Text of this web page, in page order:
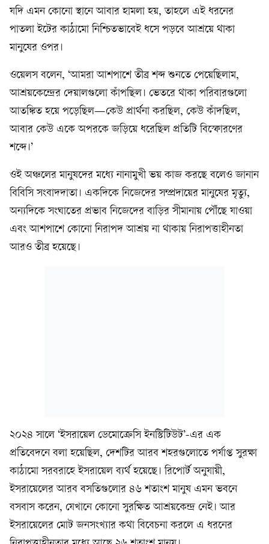
যদি এমন কোনো স্থানে আবার হামলা হয়, তাহলে এই ধরনের
পাতলা ইটের কাঠামো নিশ্চিতভাবেই ধসে পড়বে আশ্রয়ে থাকা
মানুষের ওপর।
ওয়েলস বলেন, ‘আমরা আশপাশে তীব্র শব্দ শুনতে পেয়েছিলাম,
আশ্রয়কেন্দ্রের দেয়ালগুলো কাঁপছিল। ভেতরে থাকা পরিবারগুলো
আতঙ্কিত হয়ে পড়েছিল—কেউ প্রার্থনা করছিল, কেউ কাঁদছিল,
আবার কেউ একে অপরকে জড়িয়ে ধরেছিল প্রতিটি বিস্ফোরণের
শব্দে।’
ওই অঞ্চলের মানুষদের মধ্যে নানামুখী ভয় কাজ করছে বলেও জানান
বিবিসি সংবাদদাতা। একদিকে নিজেদের সম্প্রদায়ের মানুষের মৃত্যু,
অন্যদিকে সংঘাতের প্রভাব নিজেদের বাড়ির সীমানায় পৌঁছে যাওয়া
এবং আশপাশে কোনো নিরাপদ আশ্রয় না থাকায় নিরাপত্তাহীনতা
আরও তীব্র হয়েছে।
২০২৪ সালে ‘ইসরায়েল ডেমোক্রেসি ইনস্টিটিউট’-এর এক
প্রতিবেদনে বলা হয়েছিল, দেশটির আরব শহরগুলোতে পর্যাপ্ত সুরক্ষা
কাঠামো সরবরাহে ইসরায়েল ব্যর্থ হয়েছে। রিপোর্ট অনুযায়ী,
ইসরায়েলের আরব বসতিগুলোর ৪৬ শতাংশ মানুষ এমন ভবনে
বসবাস করেন, যেখানে কোনো সুরক্ষিত আশ্রয়কেন্দ্র নেই। আর
ইসরায়েলের মোট জনসংখ্যার কথা বিবেচনা করলে এ ধরনের